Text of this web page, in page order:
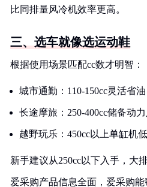
比同排量风冷机效率更高。
三、选车就像选运动鞋
根据使用场景匹配cc数才明智：
城市通勤：110-150cc灵活省
长途摩旅：250-400cc储备动
越野玩乐：450cc以上单缸机
新手建议从250cc以下入手，大
爱采购产品信息全面，爱采购